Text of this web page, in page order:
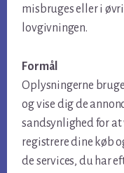
misbruges eller i
lovgivningen.
Formål
Oplysningerne
og vise dig de
sandsynlighed for
registrere dine køb
de services, du har